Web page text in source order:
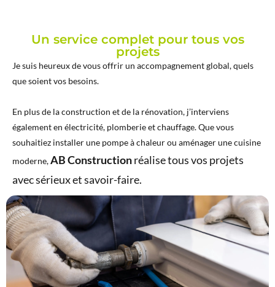
Un service complet pour tous vos
projets
Je suis heureux de vous offrir un accompagnement global, quels
que soient vos besoins.
En plus de la construction et de la rénovation, j’interviens
également en électricité, plomberie et chauffage. Que vous
souhaitiez installer une pompe à chaleur ou aménager une cuisine
moderne,AB Constructionréalise tous vos projets
avec sérieux et savoir-faire.